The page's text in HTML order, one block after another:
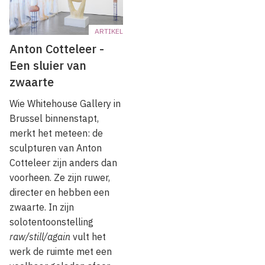
ARTIKEL
Anton Cotteleer -
Een sluier van
zwaarte
Wie Whitehouse Gallery in
Brussel binnenstapt,
merkt het meteen: de
sculpturen van Anton
Cotteleer zijn anders dan
voorheen. Ze zijn ruwer,
directer en hebben een
zwaarte. In zijn
solotentoonstelling
raw/still/again vult het
werk de ruimte met een